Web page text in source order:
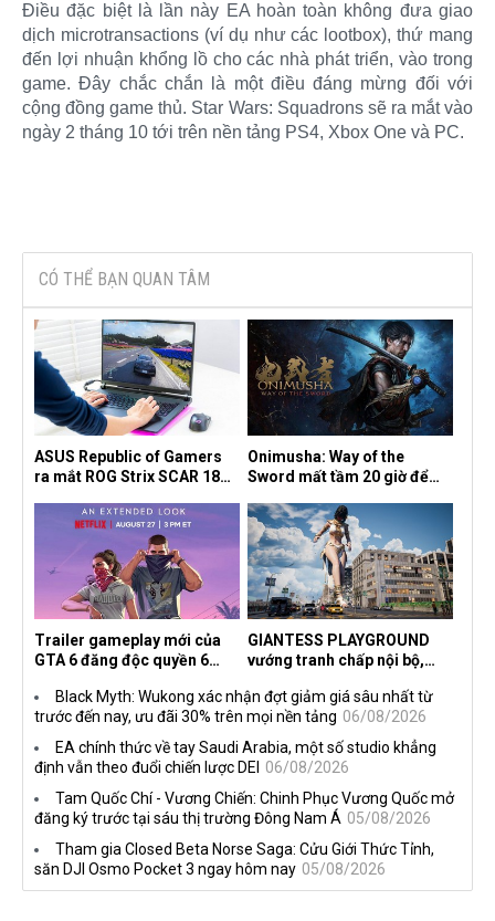
Điều đặc biệt là lần này EA hoàn toàn không đưa giao
dịch microtransactions (ví dụ như các lootbox), thứ mang
đến lợi nhuận khổng lồ cho các nhà phát triển, vào trong
game. Đây chắc chắn là một điều đáng mừng đối với
cộng đồng game thủ. Star Wars: Squadrons sẽ ra mắt vào
ngày 2 tháng 10 tới trên nền tảng PS4, Xbox One và PC.​
CÓ THỂ BẠN QUAN TÂM
ASUS Republic of Gamers
ra mắt ROG Strix SCAR 18
Onimusha: Way of the
Sword mất tầm 20 giờ để
dành cho newbie và lão làng
Trailer gameplay mới của
GTA 6 đăng độc quyền 6
đang quá tham?
GIANTESS PLAYGROUND
vướng tranh chấp nội bộ,
ngầm chiếm đoạt doanh thu
Black Myth: Wukong xác nhận đợt giảm giá sâu nhất từ
trước đến nay, ưu đãi 30% trên mọi nền tảng 06/08/2026
EA chính thức về tay Saudi Arabia, một số studio khẳng
định vẫn theo đuổi chiến lược DEI
06/08/2026
Tam Quốc Chí - Vương Chiến: Chinh Phục Vương Quốc mở
đăng ký trước tại sáu thị trường Đông Nam Á 05/08/2026
Tham gia Closed Beta Norse Saga: Cửu Giới Thức Tỉnh,
săn DJI Osmo Pocket 3 ngay hôm nay 05/08/2026